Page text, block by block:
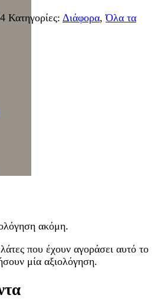
Κατηγορίες: Διάφορα,Όλα τα
ακόμη.
που έχουν αγοράσει αυτό το
μία αξιολόγηση.